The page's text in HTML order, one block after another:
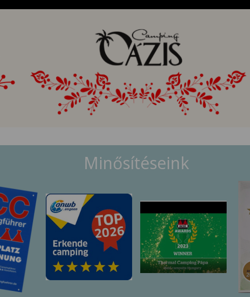
Minősítéseink